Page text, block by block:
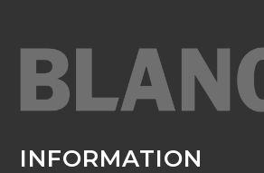
INFORMATION